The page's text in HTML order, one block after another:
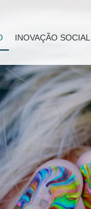
INOVAÇÃO SOCIAL